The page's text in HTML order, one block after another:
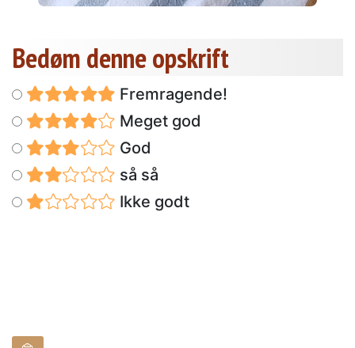
Bedøm denne opskrift
Fremragende!
Meget god
God
så så
Ikke godt